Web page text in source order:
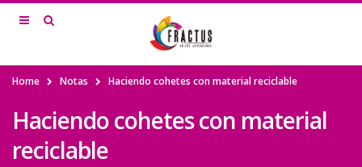
Home Notas Haciendo cohetes con material reciclable
Haciendo cohetes con material
reciclable